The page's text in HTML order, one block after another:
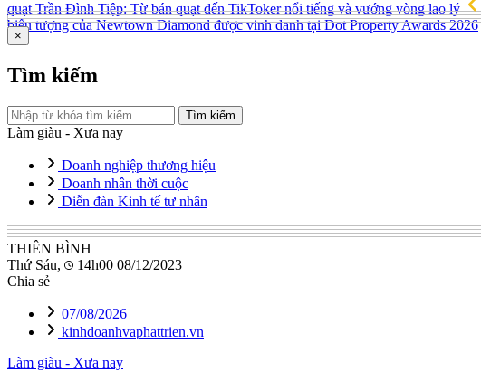
quạt Trần Đình Tiệp: Từ bán quạt đến TikToker nổi tiếng và vướng vòng lao lý
biểu tượng của Newtown Diamond được vinh danh tại Dot Property Awards 2026
×
Tìm kiếm
Tìm kiếm
Làm giàu - Xưa nay
Doanh nghiệp thương hiệu
Doanh nhân thời cuộc
Diễn đàn Kinh tế tư nhân
THIÊN BÌNH
Thứ Sáu,
14h00 08/12/2023
Chia sẻ
07/08/2026
kinhdoanhvaphattrien.vn
Làm giàu - Xưa nay